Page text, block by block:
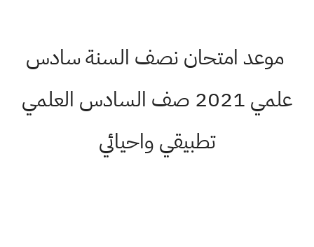
موعد امتحان نصف السنة سادس
علمي 2021 صف السادس العلمي
تطبيقي واحيائي